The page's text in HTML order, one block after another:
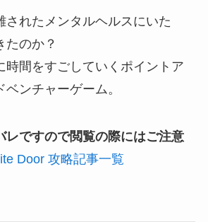
されたメンタルヘルスにいた
たのか？
時間をすごしていくポイントア
ンチャーゲーム。
レですので閲覧の際にはご注意
Door 攻略記事一覧